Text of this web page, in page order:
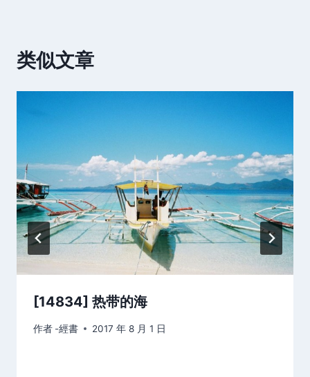
类似文章
[14834] 热带的海
作者 -經書 2017 年 8 月 1 日